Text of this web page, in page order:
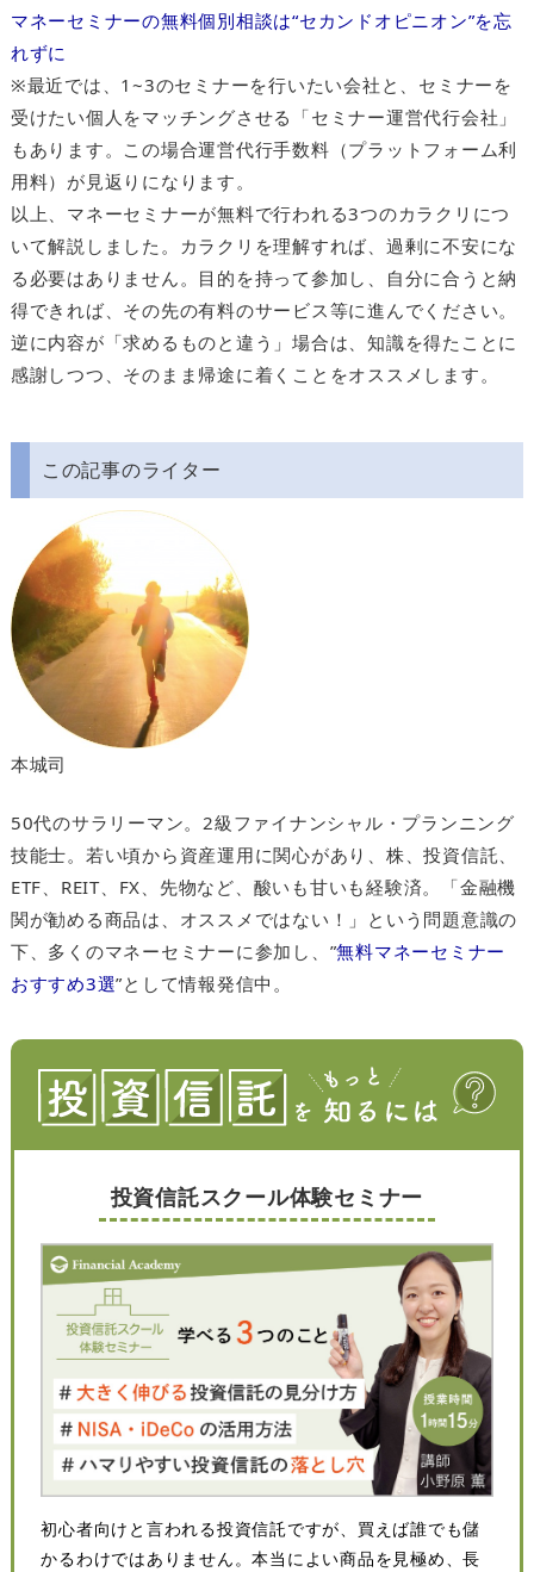
マネーセミナーの無料個別相談は“セカンドオピニオン”を忘
れずに
※最近では、1~3のセミナーを行いたい会社と、セミナーを
受けたい個人をマッチングさせる「セミナー運営代行会社」
もあります。この場合運営代行手数料（プラットフォーム利
用料）が見返りになります。
以上、マネーセミナーが無料で行われる3つのカラクリにつ
いて解説しました。カラクリを理解すれば、過剰に不安にな
る必要はありません。目的を持って参加し、自分に合うと納
得できれば、その先の有料のサービス等に進んでください。
逆に内容が「求めるものと違う」場合は、知識を得たことに
感謝しつつ、そのまま帰途に着くことをオススメします。
この記事のライター
本城司
50代のサラリーマン。2級ファイナンシャル・プランニング
技能士。若い頃から資産運用に関心があり、株、投資信託、
ETF、REIT、FX、先物など、酸いも甘いも経験済。「金融機
関が勧める商品は、オススメではない！」という問題意識の
下、多くのマネーセミナーに参加し、”無料マネーセミナー
おすすめ3選”として情報発信中。
投資信託スクール体験セミナー
初心者向けと言われる投資信託ですが、買えば誰でも儲
かるわけではありません。本当によい商品を見極め、長